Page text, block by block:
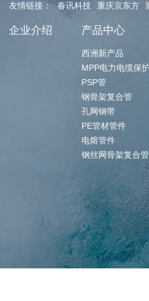
友情链接： 春讯科技 重庆京东方
企业介绍 产品中心
西洲新产品
MPP电力电缆保
PSP管
钢骨架复合管
孔网钢带
PE管材管件
电熔管件
钢丝网骨架复合管